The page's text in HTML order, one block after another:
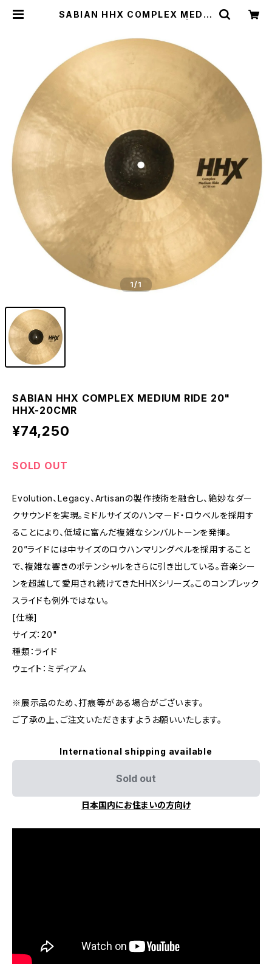
SABIAN HHX COMPLEX MEDIU
1/1
SABIAN HHX COMPLEX MEDIUM RIDE 20"
HHX-20CMR
¥74,250
SOLD OUT
Evolution、Legacy、Artisanの製作技術を融合し、絶妙なダー
クサウンドを実現。ミドルサイズのハンマード・ロウベルを採用す
ることにより、低域に富んだ複雑なシンバルトーンを発揮。
20”ライドには中サイズのロウハンマリングベルを採用すること
で、複雑な響きのポテンシャルをさらに引き出している。音楽シー
ンを超越して愛用され続けてきたHHXシリーズ。このコンプレック
スライドも例外ではない。
[仕様]
サイズ：20"
種類：ライド
ウェイト：ミディアム
※展示品のため、打痕等がある場合がございます。
ご了承の上、ご注文いただきますようお願いいたします。
International shipping available
Sold out
日本国内にお住まいの方向け